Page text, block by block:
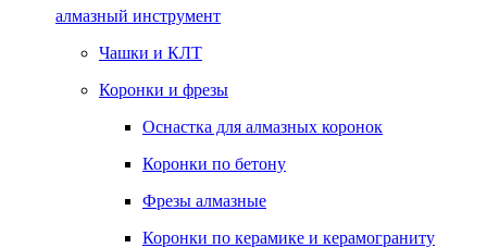
алмазный инструмент
Чашки и КЛТ
Коронки и фрезы
Оснастка для алмазных коронок
Коронки по бетону
Фрезы алмазные
Коронки по керамике и керамограниту